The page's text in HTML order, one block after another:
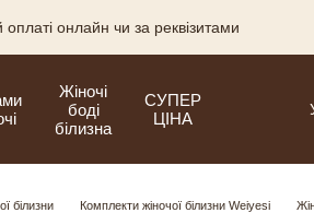
онлайн чи за реквізитами
Жіночі
боді
білизна
СУПЕР
ЦІНА
білизни Комплекти жіночої білизни Weiyesi